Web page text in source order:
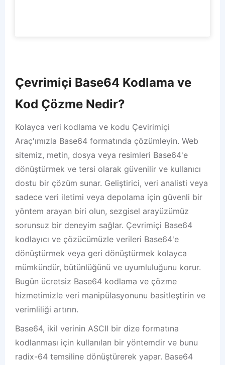
Çevrimiçi Base64 Kodlama ve
Kod Çözme Nedir?
Kolayca veri kodlama ve kodu Çevirimiçi
Araç'ımızla Base64 formatında çözümleyin. Web
sitemiz, metin, dosya veya resimleri Base64'e
dönüştürmek ve tersi olarak güvenilir ve kullanıcı
dostu bir çözüm sunar. Geliştirici, veri analisti veya
sadece veri iletimi veya depolama için güvenli bir
yöntem arayan biri olun, sezgisel arayüzümüz
sorunsuz bir deneyim sağlar. Çevrimiçi Base64
kodlayıcı ve çözücümüzle verileri Base64'e
dönüştürmek veya geri dönüştürmek kolayca
mümkündür, bütünlüğünü ve uyumluluğunu korur.
Bugün ücretsiz Base64 kodlama ve çözme
hizmetimizle veri manipülasyonunu basitleştirin ve
verimliliği artırın.
Base64, ikil verinin ASCII bir dize formatına
kodlanması için kullanılan bir yöntemdir ve bunu
radix-64 temsiline dönüştürerek yapar. Base64